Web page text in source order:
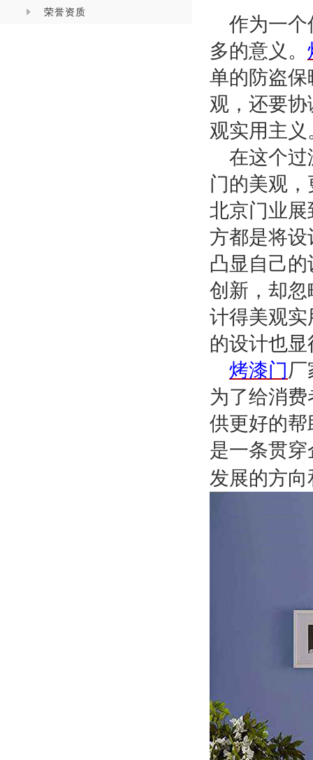
荣誉资质
作为一个
多的意义。
单的防盗
观，还要
观实用主义
在这个过
门的美观
北京门业
方都是将
凸显自己
创新，却
计得美观
的设计也
烤漆门厂
为了给消
供更好的
是一条贯
发展的方